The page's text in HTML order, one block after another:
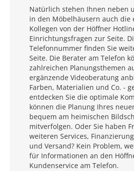
Natürlich stehen Ihnen neben
in den Möbelhäusern auch die
Kollegen von der Höffner
Einrichtungsfragen zur Seite.
Telefonnummer finden Sie
Seite. Die Berater am Telefon
zahlreichen Planungsthemen
ergänzende Videoberatung
Farben, Materialien und Co. -
entdecken Sie die optimale
können die Planung Ihres
bequem am heimischen
mitverfolgen. Oder Sie haben
weiteren Services,
und Versand? Kein Problem,
für Informationen an den
Kundenservice am Telefon.